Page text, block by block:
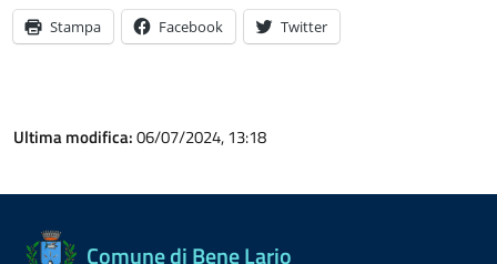
Stampa Facebook Twitter
Ultima modifica:06/07/2024, 13:18
Comune di Bene Lario